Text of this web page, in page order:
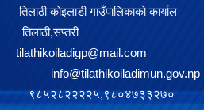
तिलाठी कोइलाडी गाउँपालिकाको कार्याल
तिलाठी,सप्तरी
tilathikoiladigp@mail.com
info@tilathikoiladimun.gov.np
९८५२८२२२२५,९८०४७३३२७०